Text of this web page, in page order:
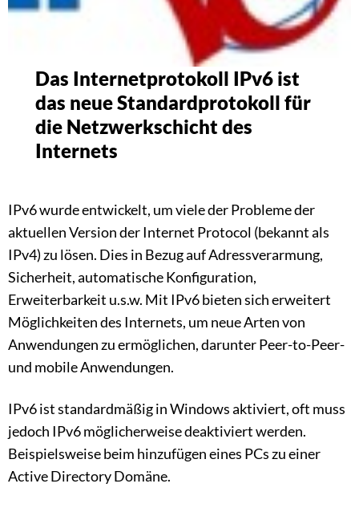
Das Internetprotokoll IPv6 ist
das neue Standardprotokoll für
die Netzwerkschicht des
Internets
IPv6 wurde entwickelt, um viele der Probleme der
aktuellen Version der Internet Protocol (bekannt als
IPv4) zu lösen. Dies in Bezug auf Adressverarmung,
Sicherheit, automatische Konfiguration,
Erweiterbarkeit u.s.w. Mit IPv6 bieten sich erweitert
Möglichkeiten des Internets, um neue Arten von
Anwendungen zu ermöglichen, darunter Peer-to-Peer-
und mobile Anwendungen.
IPv6 ist standardmäßig in Windows aktiviert, oft muss
jedoch IPv6 möglicherweise deaktiviert werden.
Beispielsweise beim hinzufügen eines PCs zu einer
Active Directory Domäne.